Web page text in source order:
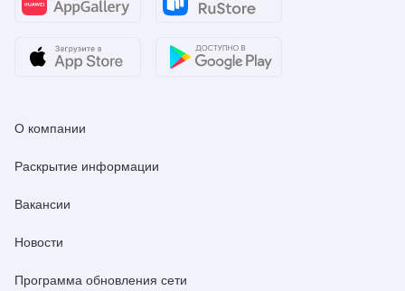
О компании
Раскрытие информации
Вакансии
Новости
Программа обновления сети